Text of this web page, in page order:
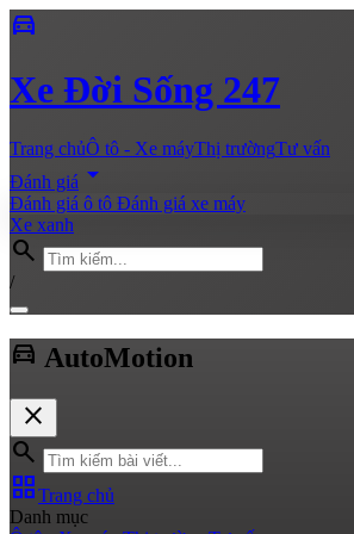
directions_car
Xe Đời Sống 247
Trang chủÔ tô - Xe máyThị trườngTư vấn
Đánh giá arrow_drop_down
Đánh giá ô tô Đánh giá xe máy
Xe xanh
search
/
directions_car AutoMotion
close
search
grid_viewTrang chủ
Danh mục